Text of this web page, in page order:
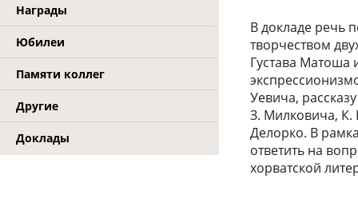
Награды
Юбилеи
Памяти коллег
Другие
Доклады
В докладе речь
творчеством
Густава
Уевича,
З. Милковича, К.
Делорко. В
ответить на
хорватской